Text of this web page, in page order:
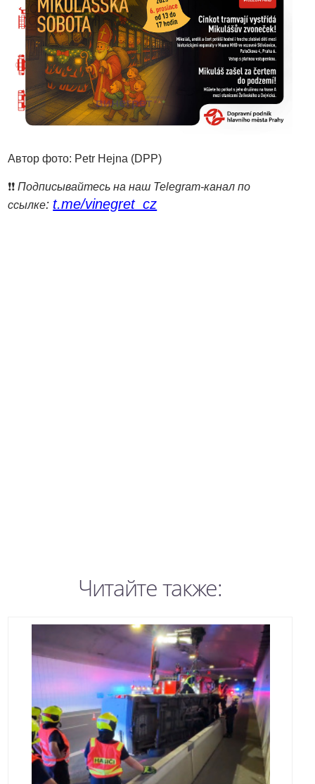
Автор фото: Petr Hejna (DPP)
❗️❗️Подписывайтесь на наш Telegram-канал по
ссылке: t.me/vinegret_cz
Читайте также: